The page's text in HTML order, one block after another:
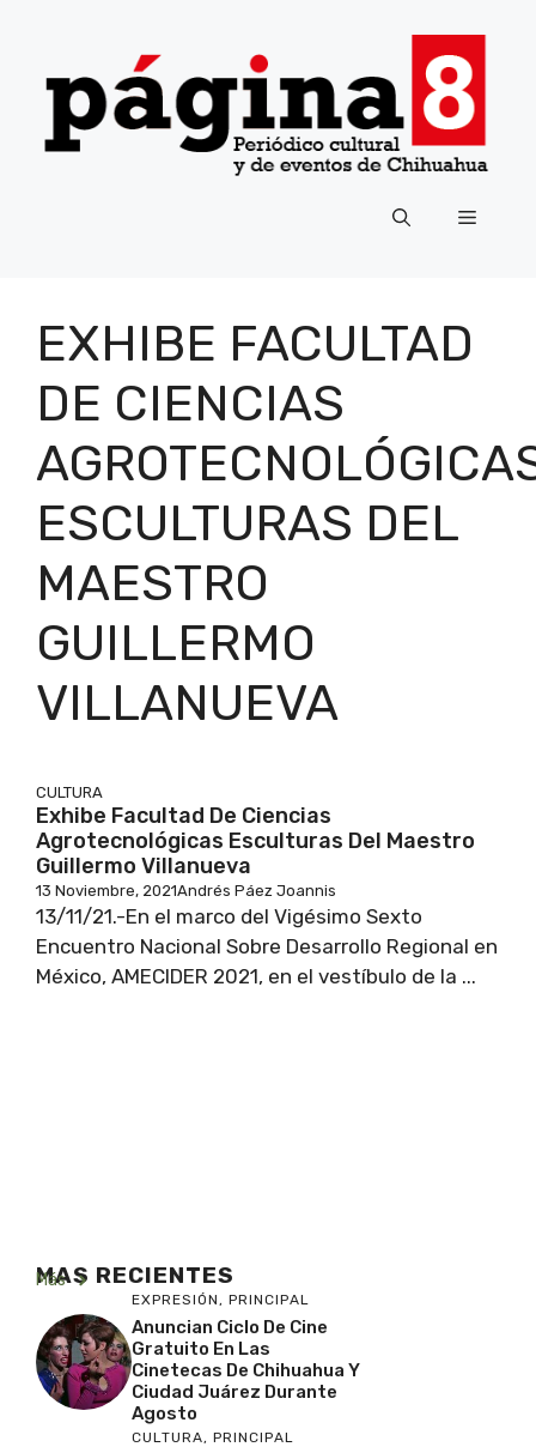
contenido
Menú
EXHIBE FACULTAD
DE CIENCIAS
ESCULTURAS DEL
MAESTRO
GUILLERMO
VILLANUEVA
CULTURA
Exhibe Facultad De Ciencias
Agrotecnológicas Esculturas Del Maestro
Guillermo Villanueva
13 Noviembre, 2021Andrés Páez Joannis
13/11/21.-En el marco del Vigésimo Sexto
Encuentro Nacional Sobre Desarrollo Regional en
México, AMECIDER 2021, en el vestíbulo de la ...
MAS RECIENTES
Más
EXPRESIÓN, PRINCIPAL
Anuncian Ciclo De Cine
Gratuito En Las
Cinetecas De Chihuahua Y
Ciudad Juárez Durante
Agosto
CULTURA, PRINCIPAL